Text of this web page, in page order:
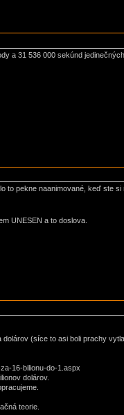
a 31 536 000 sekúnd
pekne naanimované, keď ste
UNESEN a to doslova.
(síce to asi boli prachy
16-bilionu-do-1.aspx
dolárov.
teorie.